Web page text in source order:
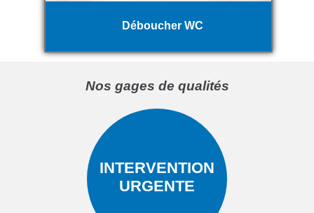
Déboucher WC
Nos gages de qualités
INTERVENTION
URGENTE